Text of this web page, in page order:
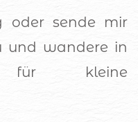
oder sende mir
und wandere in
kleine